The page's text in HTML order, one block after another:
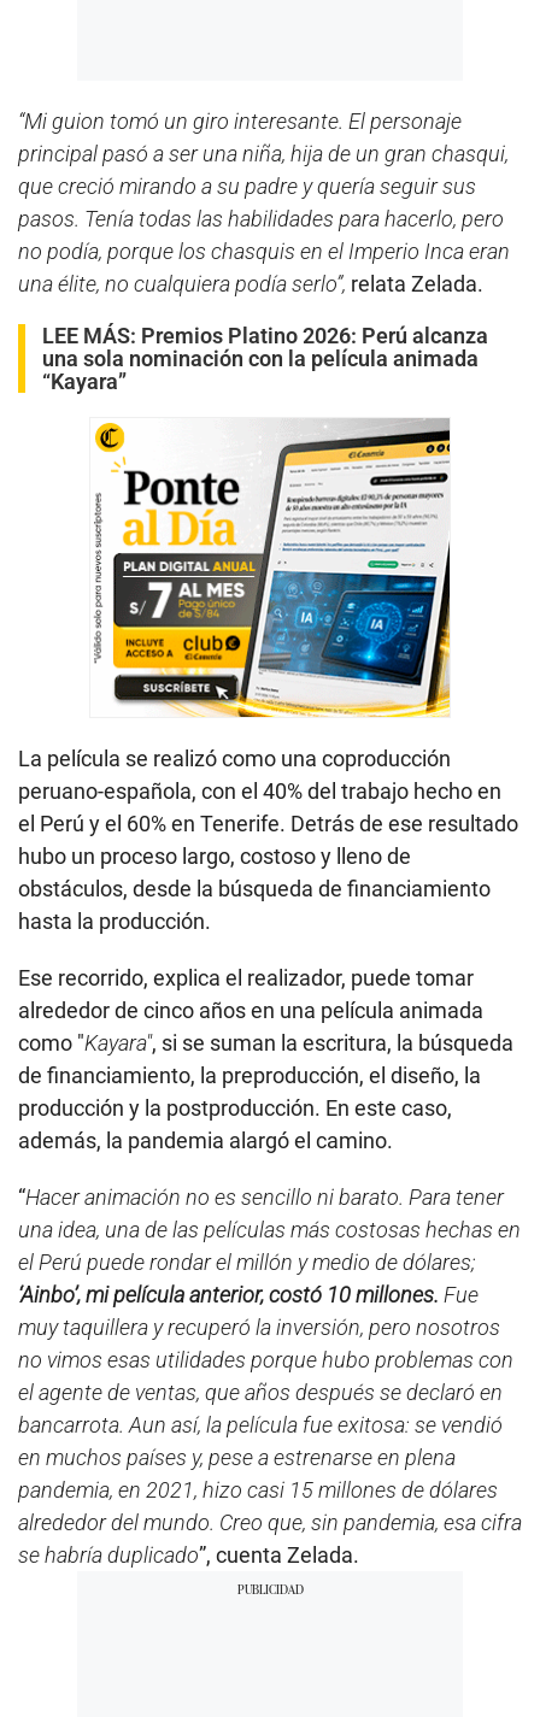
“Mi guion tomó un giro interesante. El personaje
principal pasó a ser una niña, hija de un gran chasqui,
que creció mirando a su padre y quería seguir sus
pasos. Tenía todas las habilidades para hacerlo, pero
no podía, porque los chasquis en el Imperio Inca eran
una élite, no cualquiera podía serlo”, relata Zelada.
LEE MÁS: Premios Platino 2026: Perú alcanza
una sola nominación con la película animada
“Kayara”
La película se realizó como una coproducción
peruano-española, con el 40% del trabajo hecho en
el Perú y el 60% en Tenerife. Detrás de ese resultado
hubo un proceso largo, costoso y lleno de
obstáculos, desde la búsqueda de financiamiento
hasta la producción.
Ese recorrido, explica el realizador, puede tomar
alrededor de cinco años en una película animada
como "Kayara", si se suman la escritura, la búsqueda
de financiamiento, la preproducción, el diseño, la
producción y la postproducción. En este caso,
además, la pandemia alargó el camino.
“Hacer animación no es sencillo ni barato. Para tener
una idea, una de las películas más costosas hechas en
el Perú puede rondar el millón y medio de dólares;
‘Ainbo’, mi película anterior, costó 10 millones. Fue
muy taquillera y recuperó la inversión, pero nosotros
no vimos esas utilidades porque hubo problemas con
el agente de ventas, que años después se declaró en
bancarrota. Aun así, la película fue exitosa: se vendió
en muchos países y, pese a estrenarse en plena
pandemia, en 2021, hizo casi 15 millones de dólares
alrededor del mundo. Creo que, sin pandemia, esa cifra
se habría duplicado”, cuenta Zelada.